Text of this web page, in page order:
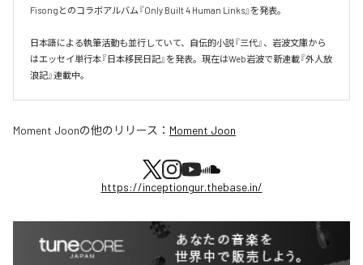
Fisongとのコラボアルバム『Only Built 4 Human Links』を発表。
日本語による執筆活動も並行していて、自伝的小説『三代』、岩波文庫から
はエッセイ単行本『日本移民日記』を発表。現在はWeb岩波で新連載『外人放
浪記』連載中。
Moment Joonの他のリリース： Moment Joon
https://inceptiongur.thebase.in/